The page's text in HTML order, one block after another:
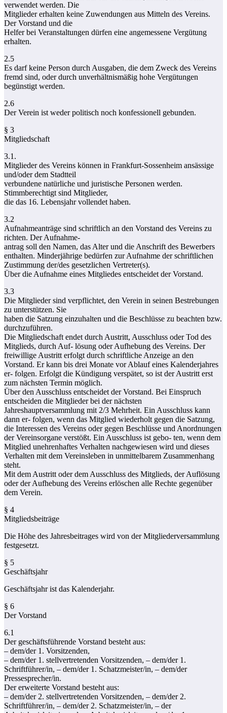
verwendet werden. Die
Mitglieder erhalten keine Zuwendungen aus Mitteln des Vereins.
Der Vorstand und die
Helfer bei Veranstaltungen dürfen eine angemessene Vergütung
erhalten.
2.5
Es darf keine Person durch Ausgaben, die dem Zweck des Vereins
fremd sind, oder durch unverhältnismäßig hohe Vergütungen
begünstigt werden.
2.6
Der Verein ist weder politisch noch konfessionell gebunden.
§ 3
Mitgliedschaft
3.1.
Mitglieder des Vereins können in Frankfurt-Sossenheim ansässige
und/oder dem Stadtteil
verbundene natürliche und juristische Personen werden.
Stimmberechtigt sind Mitglieder,
die das 16. Lebensjahr vollendet haben.
3.2
Aufnahmeanträge sind schriftlich an den Vorstand des Vereins zu
richten. Der Aufnahme-
antrag soll den Namen, das Alter und die Anschrift des Bewerbers
enthalten. Minderjährige bedürfen zur Aufnahme der schriftlichen
Zustimmung der/des gesetzlichen Vertreter(s).
Über die Aufnahme eines Mitgliedes entscheidet der Vorstand.
3.3
Die Mitglieder sind verpflichtet, den Verein in seinen Bestrebungen
zu unterstützen. Sie
haben die Satzung einzuhalten und die Beschlüsse zu beachten bzw.
durchzuführen.
Die Mitgliedschaft endet durch Austritt, Ausschluss oder Tod des
Mitglieds, durch Auf- lösung oder Aufhebung des Vereins. Der
freiwillige Austritt erfolgt durch schriftliche Anzeige an den
Vorstand. Er kann bis drei Monate vor Ablauf eines Kalenderjahres
er- folgen. Erfolgt die Kündigung verspätet, so ist der Austritt erst
zum nächsten Termin möglich.
Über den Ausschluss entscheidet der Vorstand. Bei Einspruch
entscheiden die Mitglieder bei der nächsten
Jahreshauptversammlung mit 2/3 Mehrheit. Ein Ausschluss kann
dann er- folgen, wenn das Mitglied wiederholt gegen die Satzung,
die Interessen des Vereins oder gegen Beschlüsse und Anordnungen
der Vereinsorgane verstößt. Ein Ausschluss ist gebo- ten, wenn dem
Mitglied unehrenhaftes Verhalten nachgewiesen wird und dieses
Verhalten mit dem Vereinsleben in unmittelbarem Zusammenhang
steht.
Mit dem Austritt oder dem Ausschluss des Mitglieds, der Auflösung
oder der Aufhebung des Vereins erlöschen alle Rechte gegenüber
dem Verein.
§ 4
Mitgliedsbeiträge
Die Höhe des Jahresbeitrages wird von der Mitgliederversammlung
festgesetzt.
§ 5
Geschäftsjahr
Geschäftsjahr ist das Kalenderjahr.
§ 6
Der Vorstand
6.1
Der geschäftsführende Vorstand besteht aus:
– dem/der 1. Vorsitzenden,
– dem/der 1. stellvertretenden Vorsitzenden, – dem/der 1.
Schriftführer/in, – dem/der 1. Schatzmeister/in, – dem/der
Pressesprecher/in.
Der erweiterte Vorstand besteht aus:
– dem/der 2. stellvertretenden Vorsitzenden, – dem/der 2.
Schriftführer/in, – dem/der 2. Schatzmeister/in, – der